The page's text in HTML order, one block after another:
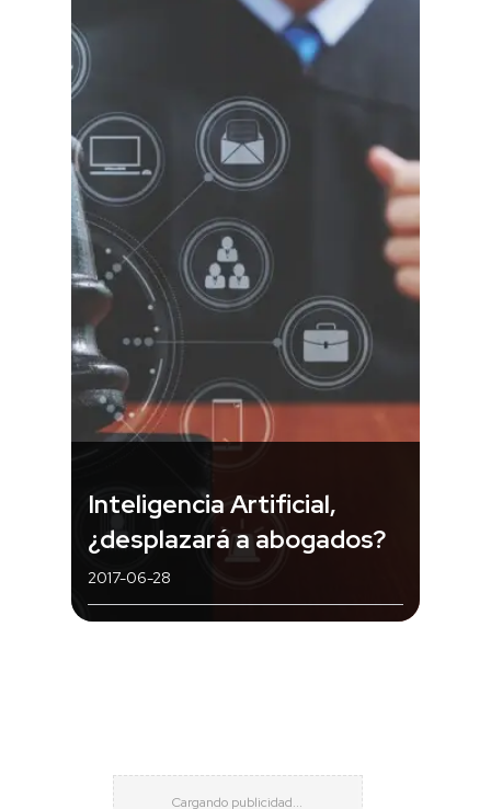
Inteligencia Artificial,
¿desplazará a abogados?
2017-06-28